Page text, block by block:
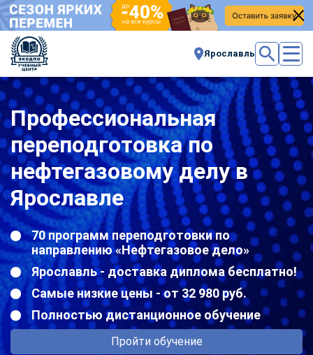
Ярославль
Профессиональная
переподготовка по
нефтегазовому делу в
Ярославле
70 программ переподготовки по
направлению «Нефтегазовое дело»
Ярославль - доставка диплома бесплатно!
Самые низкие цены - от 32 980 руб.
Полностью дистанционное обучение
Пройти обучение